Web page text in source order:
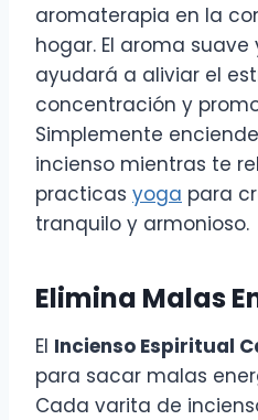
aromaterapia en la
hogar. El aroma
ayudará a aliviar el
concentración y
Simplemente
incienso mientras te
practicas yoga para
tranquilo y armonioso.
Elimina Malas
El Incienso Espiritual
para sacar malas
Cada varita de